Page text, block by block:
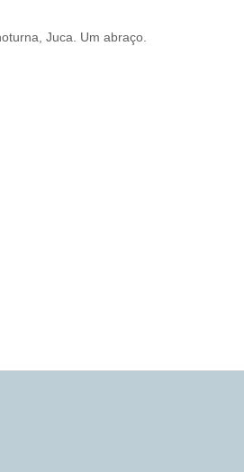
Juca. Um abraço.